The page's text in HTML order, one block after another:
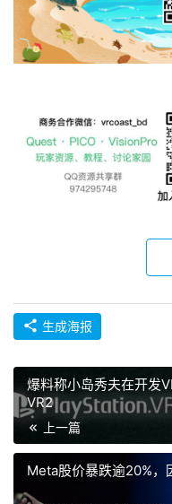
生成海报
爆料称小岛秀夫在开发
VR2
上一篇
Meta股价暴跌逾20%，